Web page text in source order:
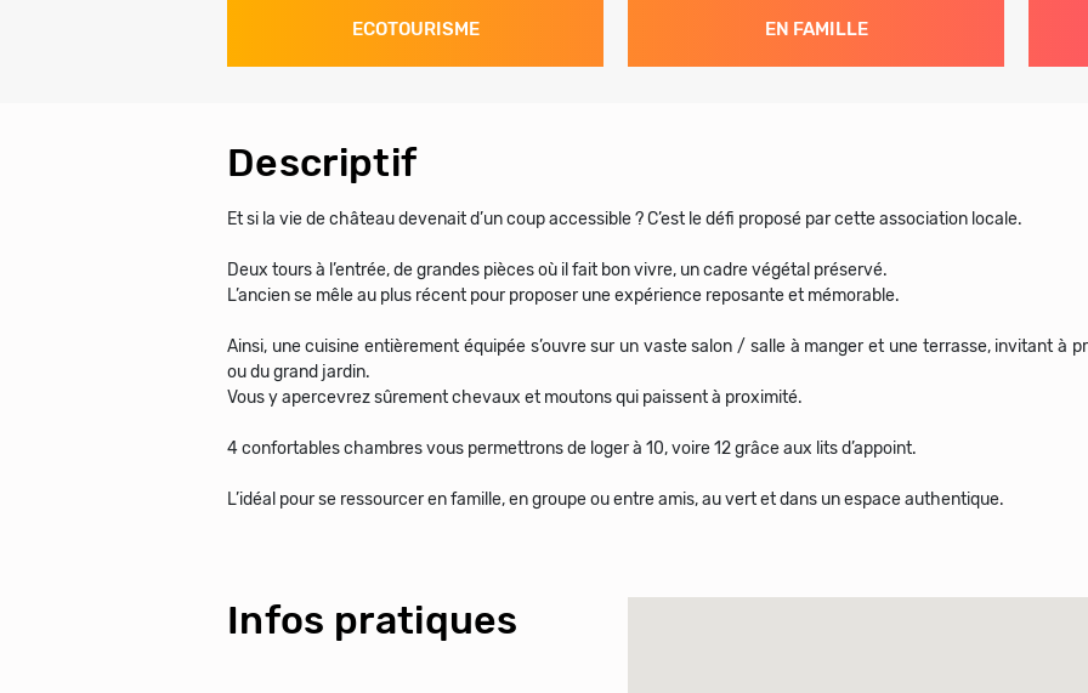
ECOTOURISME EN FAMILLE
Descriptif
Et si la vie de château devenait d’un coup accessible ? C’est le défi proposé par cette association locale.
Deux tours à l’entrée, de grandes pièces où il fait bon vivre, un cadre végétal préservé.
L’ancien se mêle au plus récent pour proposer une expérience reposante et mémorable.
Ainsi, une cuisine entièrement équipée s’ouvre sur un vaste salon / salle à manger et une terrasse, invitant à
ou du grand jardin.
Vous y apercevrez sûrement chevaux et moutons qui paissent à proximité.
4 confortables chambres vous permettrons de loger à 10, voire 12 grâce aux lits d’appoint.
Infos pratiques